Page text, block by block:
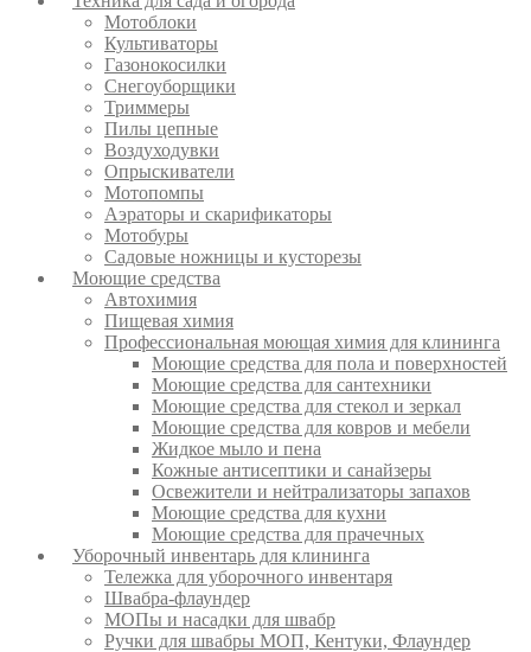
Мотоблоки
Культиваторы
Газонокосилки
Снегоуборщики
Триммеры
Пилы цепные
Воздуходувки
Опрыскиватели
Мотопомпы
Аэраторы и скарификаторы
Мотобуры
Садовые ножницы и кусторезы
Моющие средства
Автохимия
Пищевая химия
Профессиональная моющая химия для клининга
Моющие средства для пола и поверхностей
Моющие средства для сантехники
Моющие средства для стекол и зеркал
Моющие средства для ковров и мебели
Жидкое мыло и пена
Кожные антисептики и санайзеры
Освежители и нейтрализаторы запахов
Моющие средства для кухни
Моющие средства для прачечных
Уборочный инвентарь для клининга
Тележка для уборочного инвентаря
Швабра-флаундер
МОПы и насадки для швабр
Ручки для швабры МОП, Кентуки, Флаундер